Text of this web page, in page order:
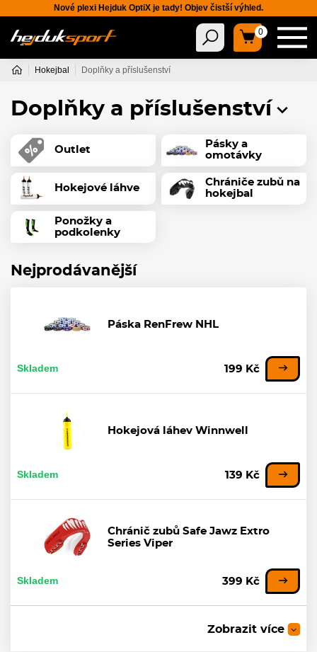
Nové plexi Hejduk OptiX je tady! Objev čistší výhled.
0
Hokejbal Doplňky a příslušenství
Doplňky a příslušenství
Outlet
Pásky a
omotávky
Hokejové láhve
Chrániče zubů na
hokejbal
Ponožky a
podkolenky
Nejprodávanější
Páska RenFrew NHL
Skladem 199 Kč
Hokejová láhev Winnwell
Skladem 139 Kč
Chránič zubů Safe Jawz Extro
Series Viper
Skladem 399 Kč
Zobrazit více